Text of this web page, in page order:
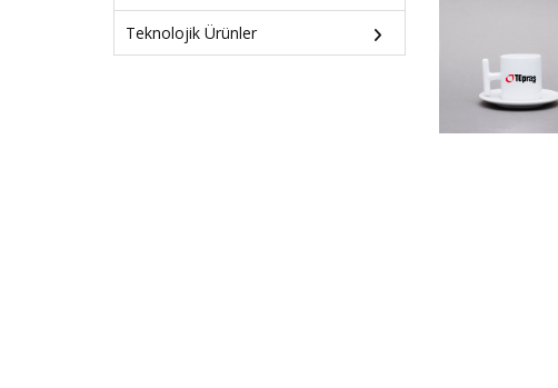
Teknolojik Ürünler